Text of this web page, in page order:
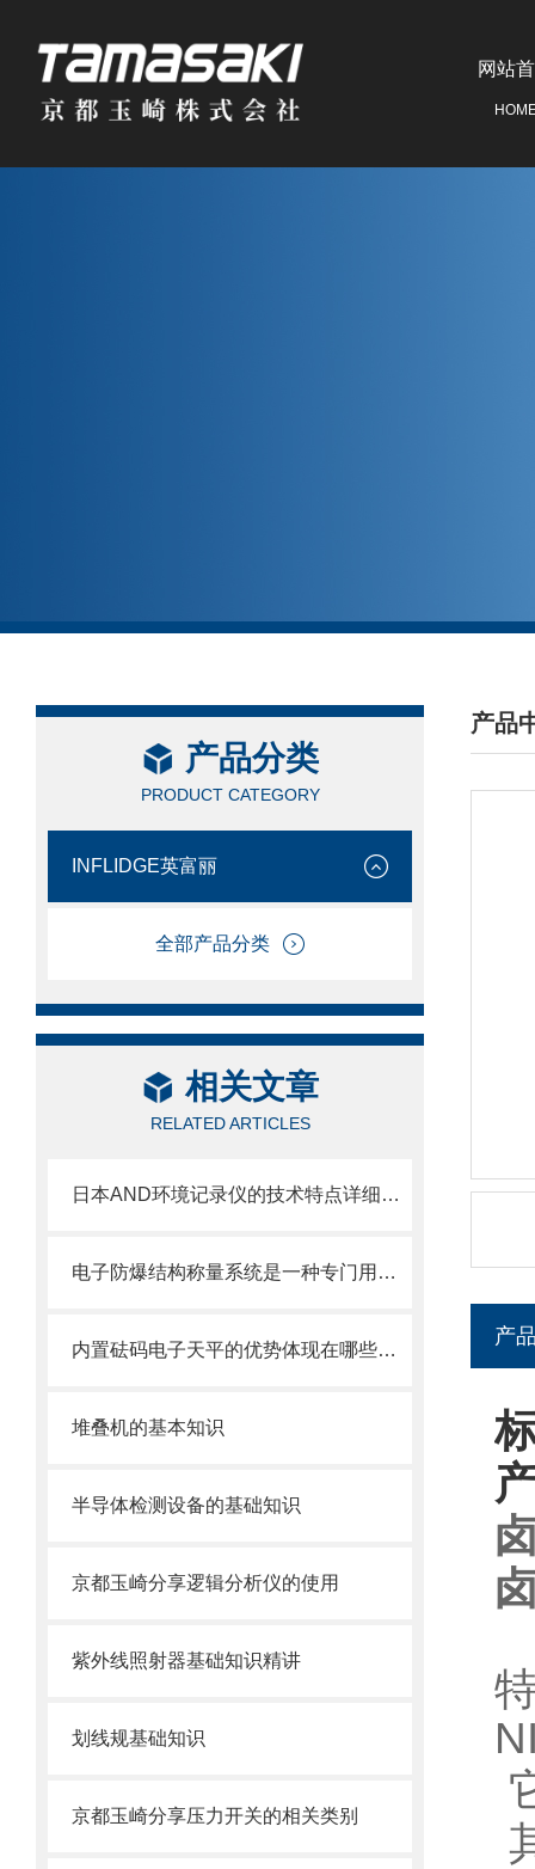
网站
产品分类
PRODUCT CATEGORY
INFLIDGE英富丽
全部产品分类
相关文章
RELATED ARTICLES
日本AND环境记录仪的技术特点详细分析
电子防爆结构称量系统是一种专门用于易燃易爆环境下的称重设备
内置砝码电子天平的优势体现在哪些方面？
堆叠机的基本知识
半导体检测设备的基础知识
京都玉崎分享逻辑分析仪的使用
紫外线照射器基础知识精讲
划线规基础知识
京都玉崎分享压力开关的相关类别
产品
/
产